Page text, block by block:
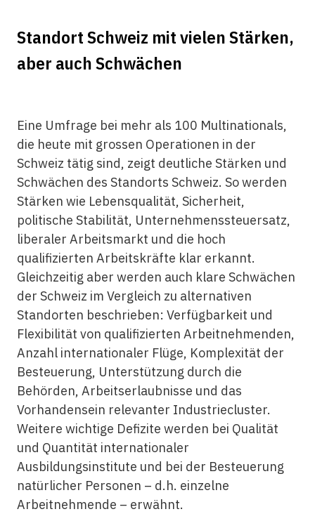
Standort Schweiz mit vielen Stärken,
aber auch Schwächen
Eine Umfrage bei mehr als 100 Multinationals,
die heute mit grossen Operationen in der
Schweiz tätig sind, zeigt deutliche Stärken und
Schwächen des Standorts Schweiz. So werden
Stärken wie Lebensqualität, Sicherheit,
politische Stabilität, Unternehmenssteuersatz,
liberaler Arbeitsmarkt und die hoch
qualifizierten Arbeitskräfte klar erkannt.
Gleichzeitig aber werden auch klare Schwächen
der Schweiz im Vergleich zu alternativen
Standorten beschrieben: Verfügbarkeit und
Flexibilität von qualifizierten Arbeitnehmenden,
Anzahl internationaler Flüge, Komplexität der
Besteuerung, Unterstützung durch die
Behörden, Arbeitserlaubnisse und das
Vorhandensein relevanter Industriecluster.
Weitere wichtige Defizite werden bei Qualität
und Quantität internationaler
Ausbildungsinstitute und bei der Besteuerung
natürlicher Personen – d.h. einzelne
Arbeitnehmende – erwähnt.